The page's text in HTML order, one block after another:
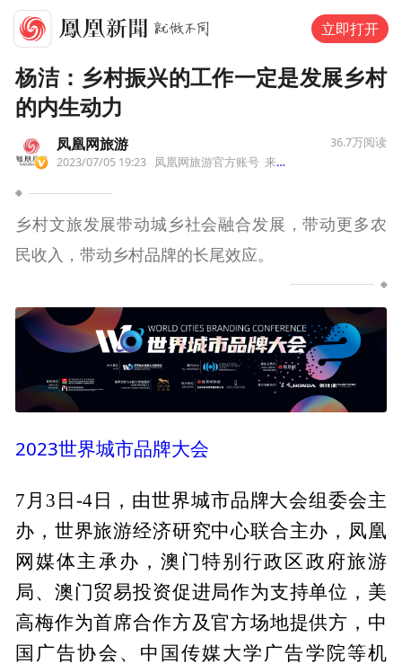
立即打开
杨洁：乡村振兴的工作一定是发展乡村
的内生动力
凤凰网旅游
2023/07/05 19:23 凤凰网旅游官方账号 来自福建省
36.7万阅读
乡村文旅发展带动城乡社会融合发展，带动更多农
民收入，带动乡村品牌的长尾效应。
2023世界城市品牌大会
7月3日-4日，由世界城市品牌大会组委会主
办，世界旅游经济研究中心联合主办，凤凰
网媒体主承办，澳门特别行政区政府旅游
局、澳门贸易投资促进局作为支持单位，美
高梅作为首席合作方及官方场地提供方，中
国广告协会、中国传媒大学广告学院等机